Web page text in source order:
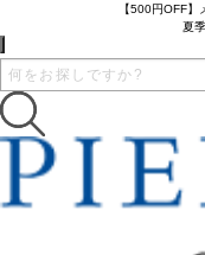
【500円OFF
夏